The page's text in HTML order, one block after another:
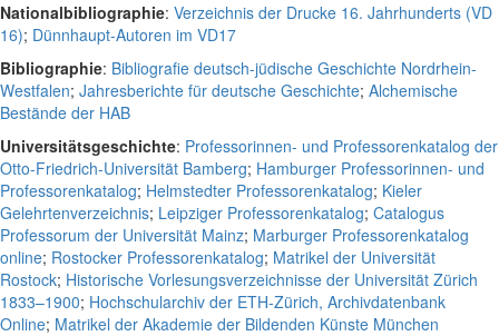
Nationalbibliographie: Verzeichnis der Drucke 16. Jahrhunderts (VD
16); Dünnhaupt-Autoren im VD17
Bibliographie: Bibliografie deutsch-jüdische Geschichte Nordrhein-
Westfalen; Jahresberichte für deutsche Geschichte; Alchemische
Bestände der HAB
Universitätsgeschichte: Professorinnen- und Professorenkatalog der
Otto-Friedrich-Universität Bamberg; Hamburger Professorinnen- und
Professorenkatalog; Helmstedter Professorenkatalog; Kieler
Gelehrtenverzeichnis; Leipziger Professorenkatalog; Catalogus
Professorum der Universität Mainz; Marburger Professorenkatalog
online; Rostocker Professorenkatalog; Matrikel der Universität
Rostock; Historische Vorlesungsverzeichnisse der Universität Zürich
1833–1900; Hochschularchiv der ETH-Zürich, Archivdatenbank
Online; Matrikel der Akademie der Bildenden Künste München